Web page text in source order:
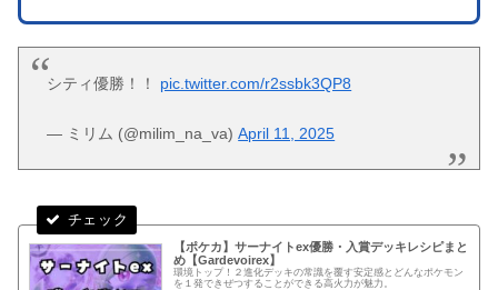
シティ優勝！！ pic.twitter.com/r2ssbk3QP8
— ミリム (@milim_na_va)April 11, 2025
【ポケカ】サーナイトex優勝・入賞デッキレシピまと
め【Gardevoirex】
環境トップ！２進化デッキの常識を覆す安定感とどんなポケモン
を１発できぜつすることができる高火力が魅力。